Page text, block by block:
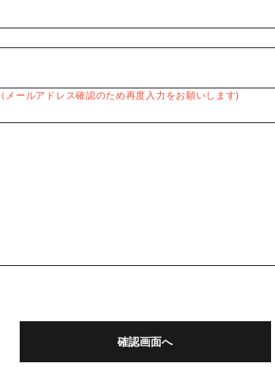
（メールアドレス確認のため再度入力をお願いします)